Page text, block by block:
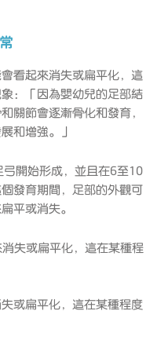
看起來消失或扁平化，這
：「因為嬰幼兒的足部結
關節會逐漸骨化和發育，
和增強。」
開始形成，並且在6至10
發育期間，足部的外觀可
平或消失。
或扁平化，這在某種程度